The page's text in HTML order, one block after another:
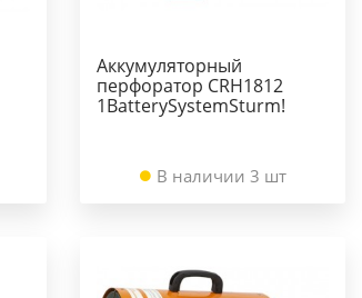
Аккумуляторный
перфоратор CRH1812
1BatterySystemSturm!
В наличии 3 шт